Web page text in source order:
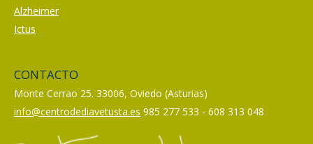
Alzheimer
Ictus
CONTACTO
Monte Cerrao 25. 33006, Oviedo (Asturias)
info@centrodediavetusta.es 985 277 533 - 608 313 048